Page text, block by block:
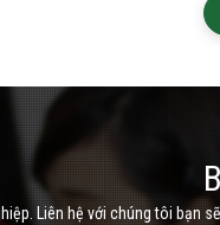
Liên hệ với chúng tôi bạn